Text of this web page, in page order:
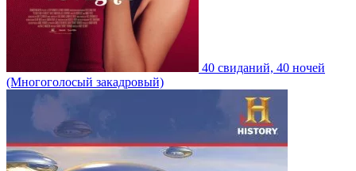
40 свиданий, 40 ночей
(Многоголосый закадровый)